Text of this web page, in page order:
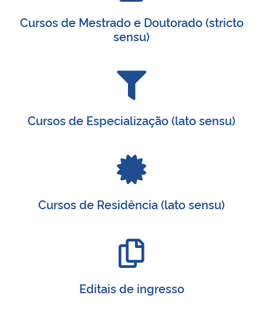
Secretaria-Geral
Advocacia-Geral da União
Cursos de Mestrado e Doutorado (stricto
sensu)
Cursos de Especialização (lato sensu)
Cursos de Residência (lato sensu)
Editais de ingresso